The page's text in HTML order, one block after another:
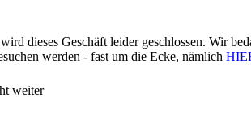
dieses Geschäft leider geschlossen. Wir
werden - fast um die Ecke, nämlich
weiter